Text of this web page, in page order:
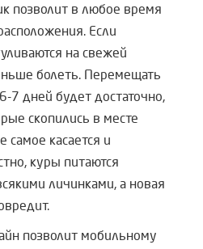
позволит в любое время
Если
на свежей
болеть. Перемещать
7 дней будет достаточно,
скопились в месте
самое касается и
куры питаются
личинками, а новая
позволит мобильному